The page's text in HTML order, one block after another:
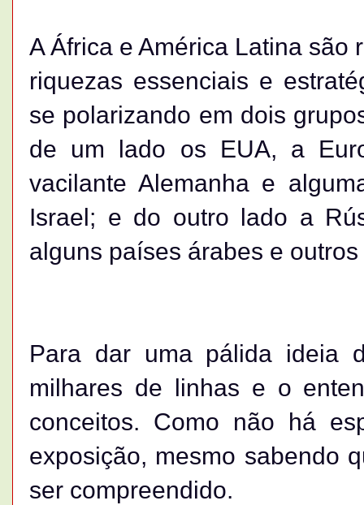
A África e América Latina são
riquezas essenciais e
se polarizando em dois
de um lado os EUA, a
vacilante Alemanha e
Israel; e do outro lado a
alguns países árabes e
Para dar uma pálida ideia
milhares de linhas e o
conceitos. Como não há
exposição, mesmo sabendo
ser compreendido.